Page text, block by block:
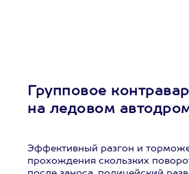
Групповое
на ледовом
Эффективный разгон и
прохождения скользких